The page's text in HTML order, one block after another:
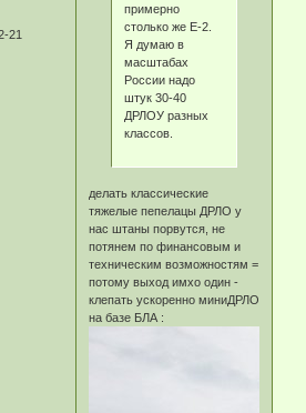
21
примерно
столько же Е-2.
Я думаю в
масштабах
России надо
штук 30-40
ДРЛОУ разных
классов.
делать классические
тяжелые пепелацы ДРЛО у
нас штаны порвутся, не
потянем по финансовым и
техническим возможностям =
потому выход имхо один -
клепать ускоренно миниДРЛО
на базе БЛА :